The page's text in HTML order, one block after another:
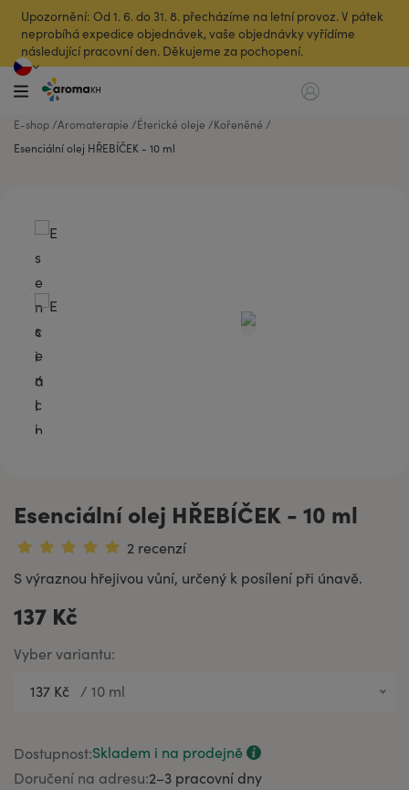
Upozornění: Od 1. 6. do 31. 8. přecházíme na letní provoz. V pátek
neprobíhá expedice objednávek, vaše objednávky vyřídíme
následující pracovní den. Děkujeme za pochopení.
E-shop Aromaterapie Éterické oleje
Kořeněné
Esenciální olej HŘEBÍČEK - 10 ml
Esenciální olej HŘEBÍČEK - 10 ml
2 recenzí
S výraznou hřejivou vůní, určený k posílení při únavě.
137 Kč
Vyber variantu:
137 Kč
/ 10 ml
444 Kč
50 ml
761 Kč
100 ml
Dostupnost:Skladem i na prodejně
Doručení na adresu:2–⁠3 pracovní dny